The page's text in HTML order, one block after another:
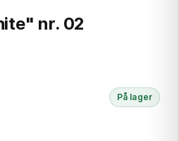
nr. 02
På lager